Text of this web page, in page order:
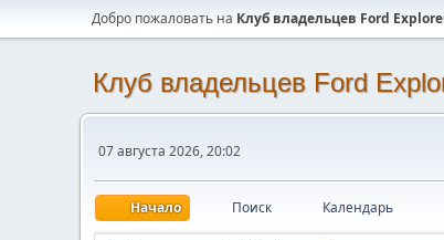
Добро пожаловать на Клуб владельцев Ford
Клуб владельцев Ford
07 августа 2026, 20:02
Начало Поиск Календарь